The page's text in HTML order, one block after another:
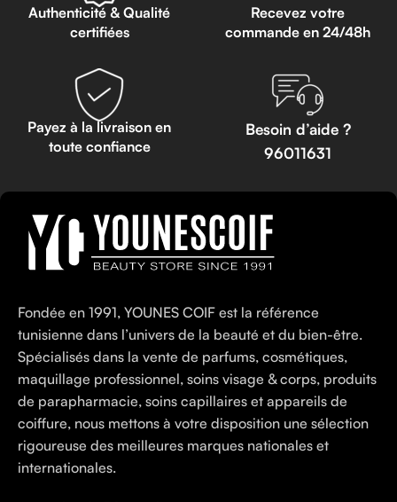
Authenticité & Qualité
certifiées
Recevez votre
commande en 24/48h
Payez à la livraison en
toute confiance
Besoin d’aide ?
96011631
Fondée en 1991, YOUNES COIF est la référence
tunisienne dans l’univers de la beauté et du bien-être.
Spécialisés dans la vente de parfums, cosmétiques,
maquillage professionnel, soins visage & corps, produits
de parapharmacie, soins capillaires et appareils de
coiffure, nous mettons à votre disposition une sélection
rigoureuse des meilleures marques nationales et
internationales.